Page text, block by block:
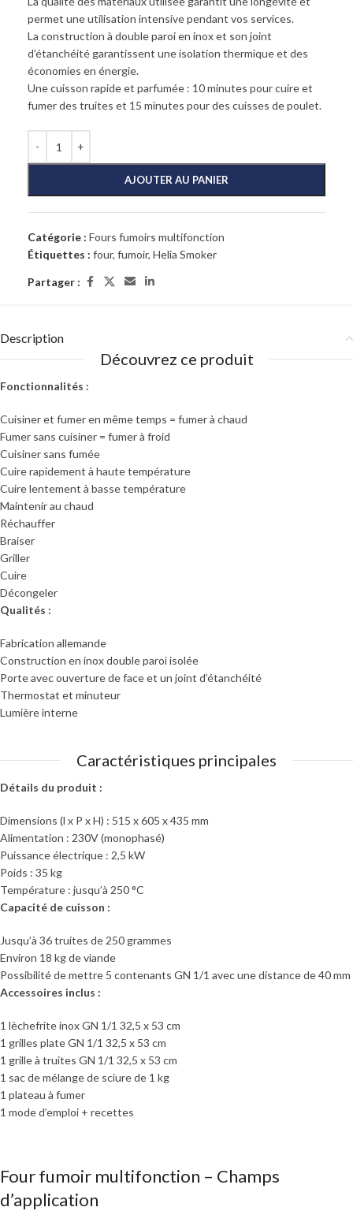
permet une utilisation intensive pendant vos services.
La construction à double paroi en inox et son joint
d’étanchéité garantissent une isolation thermique et des
économies en énergie.
Une cuisson rapide et parfumée : 10 minutes pour cuire et
fumer des truites et 15 minutes pour des cuisses de poulet.
AJOUTER AU PANIER
Catégorie : Fours fumoirs multifonction
Étiquettes : four, fumoir, Helia Smoker
Partager :
Description
Découvrez ce produit
Fonctionnalités :
Cuisiner et fumer en même temps = fumer à chaud
Fumer sans cuisiner = fumer à froid
Cuisiner sans fumée
Cuire rapidement à haute température
Cuire lentement à basse température
Maintenir au chaud
Réchauffer
Braiser
Griller
Cuire
Décongeler
Qualités :
Fabrication allemande
Construction en inox double paroi isolée
Porte avec ouverture de face et un joint d’étanchéité
Thermostat et minuteur
Lumière interne
Caractéristiques principales
Détails du produit :
Dimensions (l x P x H) : 515 x 605 x 435 mm
Alimentation : 230V (monophasé)
Puissance électrique : 2,5 kW
Poids : 35 kg
Température : jusqu’à 250 °C
Capacité de cuisson :
Jusqu’à 36 truites de 250 grammes
Environ 18 kg de viande
Possibilité de mettre 5 contenants GN 1/1 avec une distance de 40 mm
Accessoires inclus :
1 lèchefrite inox GN 1/1 32,5 x 53 cm
1 grilles plate GN 1/1 32,5 x 53 cm
1 grille à truites GN 1/1 32,5 x 53 cm
1 sac de mélange de sciure de 1 kg
1 plateau à fumer
1 mode d’emploi + recettes
Four fumoir multifonction – Champs
d’application